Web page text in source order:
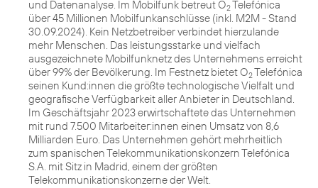
und Datenanalyse. Im Mobilfunk betreut O2Telefónica
über 45 Millionen Mobilfunkanschlüsse (inkl. M2M - Stand
30.09.2024). Kein Netzbetreiber verbindet hierzulande
mehr Menschen. Das leistungsstarke und vielfach
ausgezeichnete Mobilfunknetz des Unternehmens erreicht
über 99% der Bevölkerung. Im Festnetz bietet O2Telefónica
seinen Kund:innen die größte technologische Vielfalt und
geografische Verfügbarkeit aller Anbieter in Deutschland.
Im Geschäftsjahr 2023 erwirtschaftete das Unternehmen
mit rund 7.500 Mitarbeiter:innen einen Umsatz von 8,6
Milliarden Euro. Das Unternehmen gehört mehrheitlich
zum spanischen Telekommunikationskonzern Telefónica
S.A. mit Sitz in Madrid, einem der größten
Telekommunikationskonzerne der Welt.